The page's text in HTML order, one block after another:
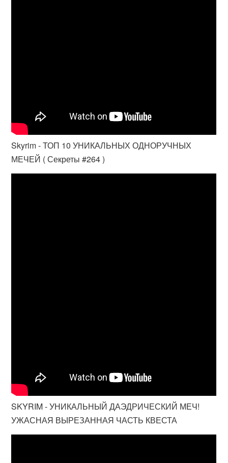
Skyrim - ТОП 10 УНИКАЛЬНЫХ ОДНОРУЧНЫХ
МЕЧЕЙ ( Секреты #264 )
SKYRIM - УНИКАЛЬНЫЙ ДАЭДРИЧЕСКИЙ МЕЧ!
УЖАСНАЯ ВЫРЕЗАННАЯ ЧАСТЬ КВЕСТА